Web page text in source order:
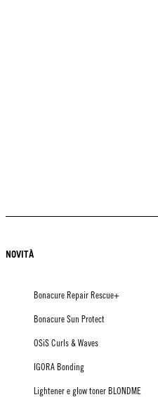
NOVITÀ
Bonacure Repair Rescue+
Bonacure Sun Protect
OSiS Curls & Waves
IGORA Bonding
Lightener e glow toner BLONDME